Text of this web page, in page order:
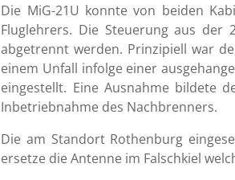
Die MiG-21U konnte von beiden
Fluglehrers. Die Steuerung aus
abgetrennt werden. Prinzipiell war
einem Unfall infolge einer
eingestellt. Eine Ausnahme bildete
Inbetriebnahme des Nachbrenners.
Die am Standort Rothenburg
ersetze die Antenne im Falschkiel